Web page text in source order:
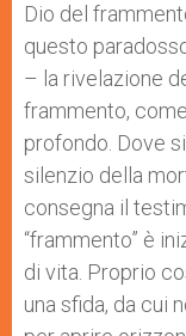
Dio del
questo
– la rivelazione
frammento,
profondo. Dove
silenzio della
consegna il
“frammento” è
di vita. Proprio
una sfida, da cui